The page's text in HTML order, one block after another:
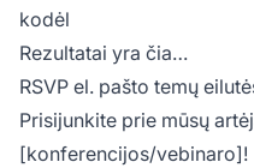
kodėl
Rezultatai yra čia…
RSVP el. pašto temų
Prisijunkite prie mūsų
[konferencijos/vebinaro]!